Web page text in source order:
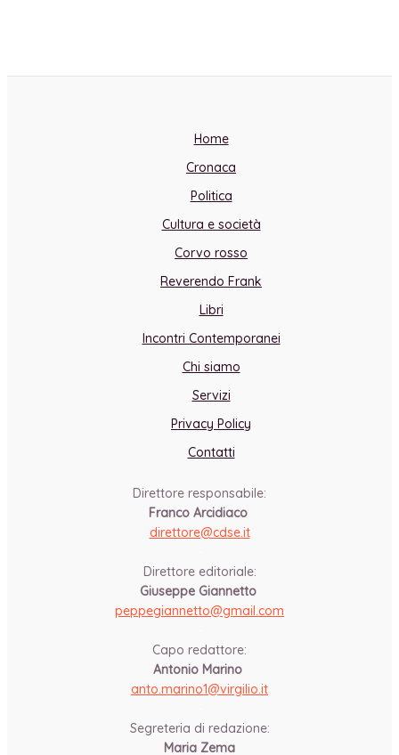
Home
Cronaca
Politica
Cultura e società
Corvo rosso
Reverendo Frank
Libri
Incontri Contemporanei
Chi siamo
Servizi
Privacy Policy
Contatti
Direttore responsabile:
Franco Arcidiaco
direttore@cdse.it
Direttore editoriale:
Giuseppe Giannetto
peppegiannetto@gmail.com
Capo redattore:
Antonio Marino
anto.marino1@virgilio.it
Segreteria di redazione:
Maria Zema